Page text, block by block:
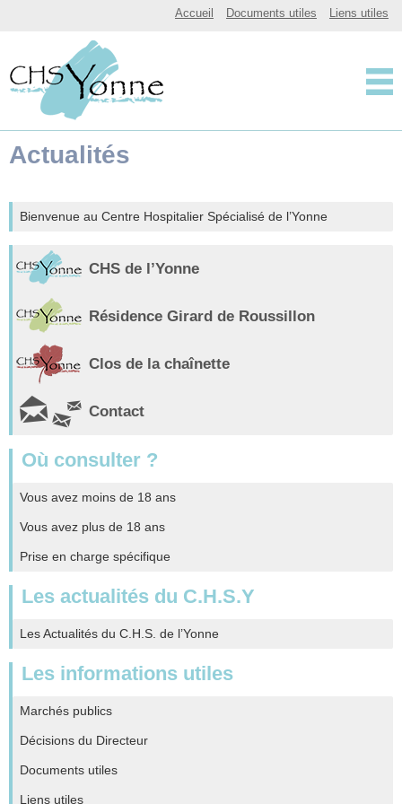
Accueil Documents utiles Liens utiles
CHSY, Centre Hospitalier Spécialisé de l'Yonne
Actualités
Bienvenue au Centre Hospitalier Spécialisé de l’Yonne
CHS de l’Yonne
Résidence Girard de Roussillon
Clos de la chaînette
Contact
Où consulter ?
Vous avez moins de 18 ans
Vous avez plus de 18 ans
Prise en charge spécifique
Les actualités du C.H.S.Y
Les Actualités du C.H.S. de l’Yonne
Les informations utiles
Marchés publics
Décisions du Directeur
Documents utiles
Liens utiles